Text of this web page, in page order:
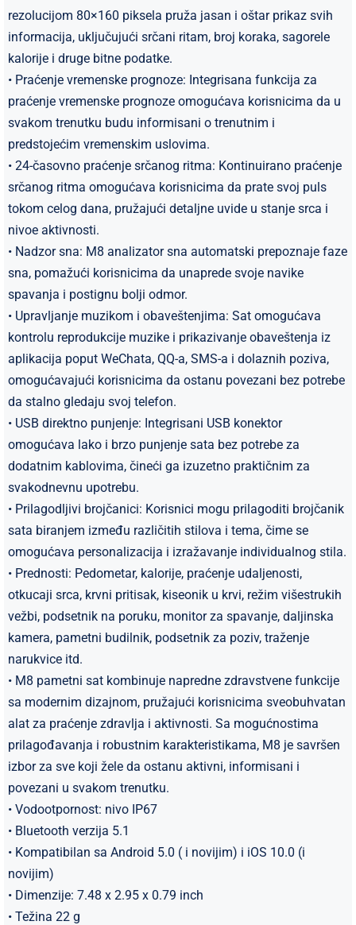
rezolucijom 80×160 piksela pruža jasan i oštar prikaz svih
informacija, uključujući srčani ritam, broj koraka, sagorele
kalorije i druge bitne podatke.
• Praćenje vremenske prognoze: Integrisana funkcija za
praćenje vremenske prognoze omogućava korisnicima da u
svakom trenutku budu informisani o trenutnim i
predstojećim vremenskim uslovima.
• 24-časovno praćenje srčanog ritma: Kontinuirano praćenje
srčanog ritma omogućava korisnicima da prate svoj puls
tokom celog dana, pružajući detaljne uvide u stanje srca i
nivoe aktivnosti.
• Nadzor sna: M8 analizator sna automatski prepoznaje faze
sna, pomažući korisnicima da unaprede svoje navike
spavanja i postignu bolji odmor.
• Upravljanje muzikom i obaveštenjima: Sat omogućava
kontrolu reprodukcije muzike i prikazivanje obaveštenja iz
aplikacija poput WeChata, QQ-a, SMS-a i dolaznih poziva,
omogućavajući korisnicima da ostanu povezani bez potrebe
da stalno gledaju svoj telefon.
• USB direktno punjenje: Integrisani USB konektor
omogućava lako i brzo punjenje sata bez potrebe za
dodatnim kablovima, čineći ga izuzetno praktičnim za
svakodnevnu upotrebu.
• Prilagodljivi brojčanici: Korisnici mogu prilagoditi brojčanik
sata biranjem između različitih stilova i tema, čime se
omogućava personalizacija i izražavanje individualnog stila.
• Prednosti: Pedometar, kalorije, praćenje udaljenosti,
otkucaji srca, krvni pritisak, kiseonik u krvi, režim višestrukih
vežbi, podsetnik na poruku, monitor za spavanje, daljinska
kamera, pametni budilnik, podsetnik za poziv, traženje
narukvice itd.
• M8 pametni sat kombinuje napredne zdravstvene funkcije
sa modernim dizajnom, pružajući korisnicima sveobuhvatan
alat za praćenje zdravlja i aktivnosti. Sa mogućnostima
prilagođavanja i robustnim karakteristikama, M8 je savršen
izbor za sve koji žele da ostanu aktivni, informisani i
povezani u svakom trenutku.
• Vodootpornost: nivo IP67
• Bluetooth verzija 5.1
• Kompatibilan sa Android 5.0 ( i novijim) i iOS 10.0 (i
novijim)
• Dimenzije: 7.48 x 2.95 x 0.79 inch
• Težina 22 g